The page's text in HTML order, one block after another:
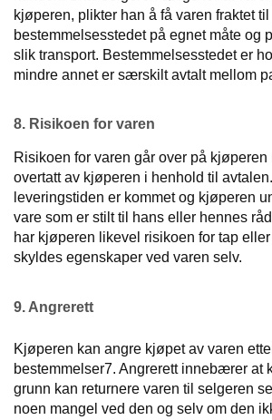
kjøperen, plikter han å få varen fraktet til
bestemmelsesstedet på egnet måte og
slik transport. Bestemmelsesstedet er
mindre annet er særskilt avtalt mellom
8. Risikoen for varen
Risikoen for varen går over på kjøperen
overtatt av kjøperen i henhold til
leveringstiden er kommet og kjøperen
vare som er stilt til hans eller hennes
har kjøperen likevel risikoen for tap
skyldes egenskaper ved varen selv.
9. Angrerett
Kjøperen kan angre kjøpet av varen
bestemmelser7. Angrerett innebærer at
grunn kan returnere varen til selgeren
noen mangel ved den og selv om den